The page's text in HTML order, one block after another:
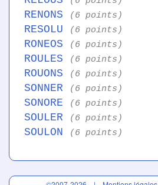
RENONS (6 points)
RESOLU (6 points)
RONEOS (6 points)
ROULES (6 points)
ROUONS (6 points)
SONNER (6 points)
SONORE (6 points)
SOULER (6 points)
SOULON (6 points)